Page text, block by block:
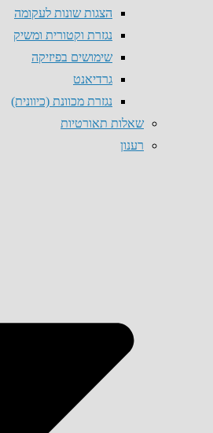
הצגות שונות לעקומה
נגזרת וקטורית ומשיק
שימושים בפיזיקה
גרדיאנט
נגזרת מכוונת (כיוונית)
שאלות תאורטיות
רענון